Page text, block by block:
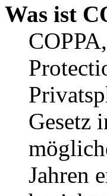
Was ist
Gesetz
Jahren